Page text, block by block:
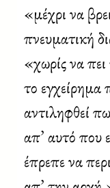
«μέχρι να
πνευματική
«χωρίς να
το εγχείρημα
αντιληφθεί
απ’ αυτό που
έπρεπε να